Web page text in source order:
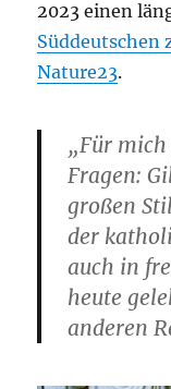
2023 einen
Nature23.
„Für mich
Fragen:
großen
der
auch in
heute
anderen